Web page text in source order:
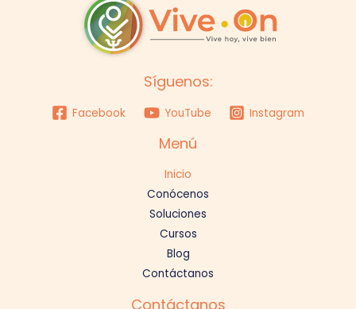
Síguenos:
Facebook YouTube Instagram
Menú
Inicio
Conócenos
Soluciones
Cursos
Blog
Contáctanos
Contáctanos